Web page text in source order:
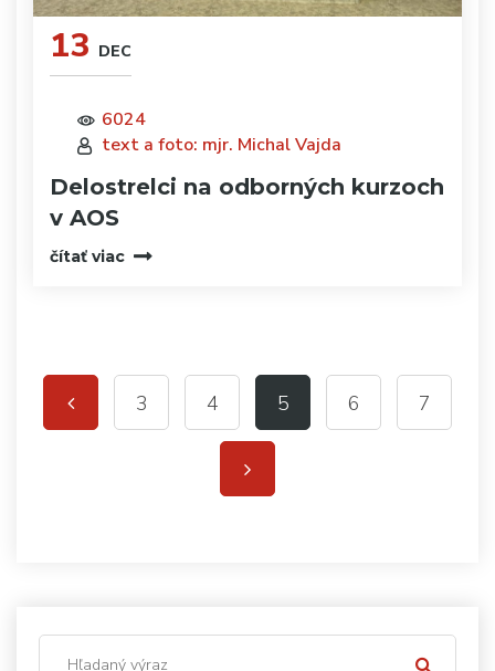
13 DEC
6024
text a foto: mjr. Michal Vajda
Delostrelci na odborných kurzoch
v AOS
čítať viac
3 4 5 6 7